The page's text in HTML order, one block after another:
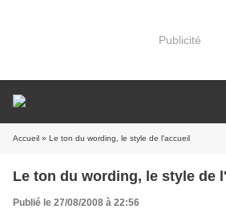
Publicité
Accueil » Le ton du wording, le style de l'accueil
Le ton du wording, le style de
Publié le 27/08/2008 à 22:56